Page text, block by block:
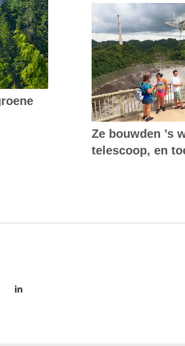
Ze bouwden ’s
telescoop, en